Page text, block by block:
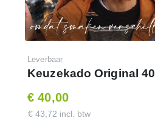
Leverbaar
Keuzekado Original 40
€ 40,00
€ 43,72 incl. btw